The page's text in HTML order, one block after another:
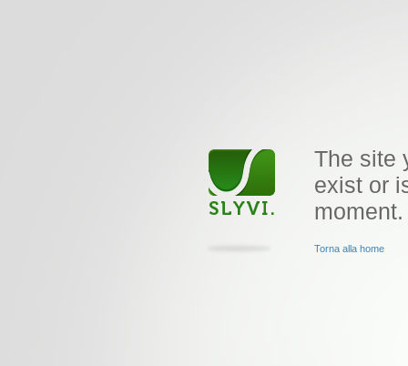
The site
exist or
moment.
Torna alla home